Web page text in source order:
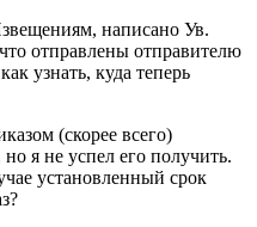
написано Ув.
отправлены отправителю
узнать, куда теперь
(скорее всего)
я не успел его получить.
установленный срок